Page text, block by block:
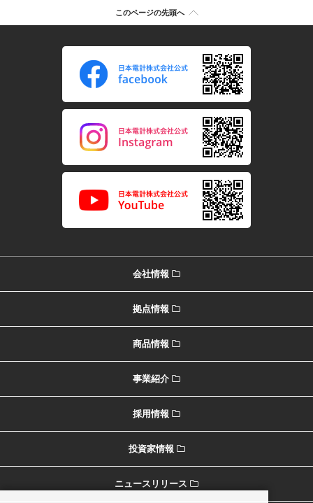
このページの先頭へ
会社情報
拠点情報
商品情報
事業紹介
採用情報
投資家情報
ニュースリリース